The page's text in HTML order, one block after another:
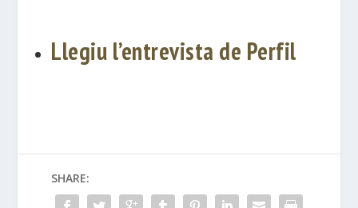
Llegiu l’entrevista de Perfil
SHARE: